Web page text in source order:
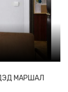
МАРШАЛ